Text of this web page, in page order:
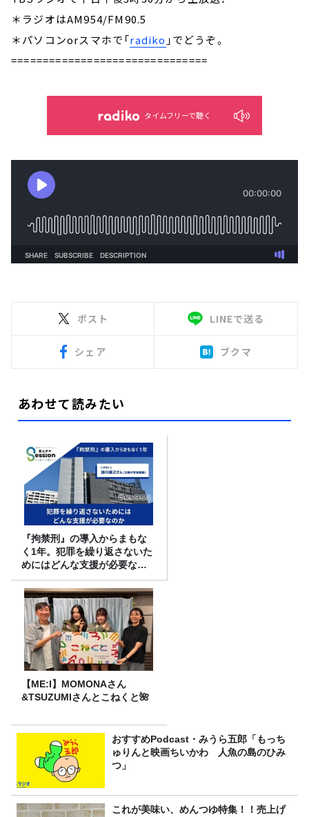
＊ラジオはAM954/FM90.5
＊パソコンorスマホで「radiko 」でどうぞ。
===============================
タイムフリーで聴く
ポスト LINEで送る
シェア ブクマ
あわせて読みたい
『拘禁刑』の導入からまもな
く1年。犯罪を繰り返さないた
めにはどんな支援が必要なの
か
【ME:I】MOMONAさん
&TSUZUMIさんとこねくと🌺
おすすめPodcast・みうら五郎「もっち
ゅりんと映画ちいかわ 人魚の島のひみ
つ」
これが美味い、めんつゆ特集！！売上げ